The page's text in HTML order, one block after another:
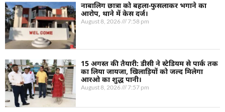
नाबालिग छात्रा को बहला-फुसलाकर भगाने का
आरोप, थाने में केस दर्ज।
August 8, 2026 7:58 pm
15 अगस्त की तैयारी: डीसी ने स्टेडियम से पार्क तक
का लिया जायजा, खिलाड़ियों को जल्द मिलेगा
आरओ का शुद्ध पानी।
August 8, 2026 7:57 pm